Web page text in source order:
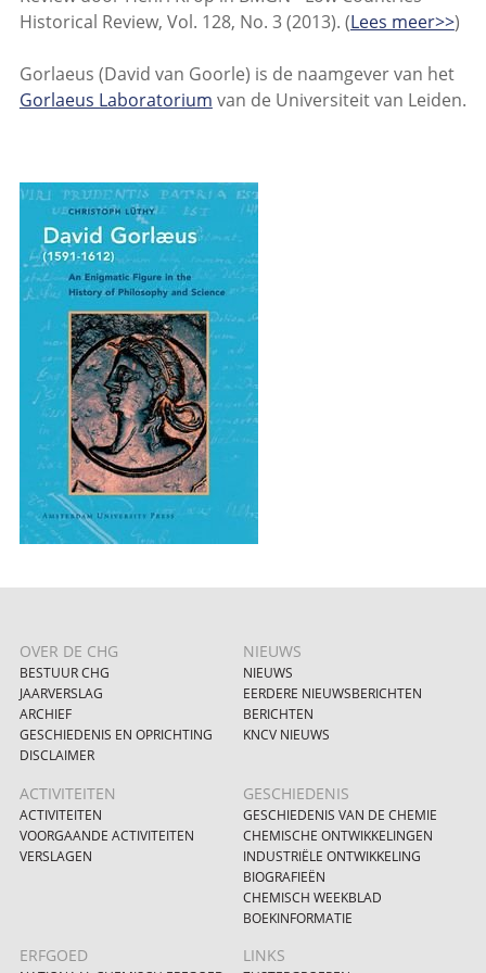
Historical Review, Vol. 128, No. 3 (2013). (Lees meer>>)
Gorlaeus (David van Goorle) is de naamgever van het
Gorlaeus Laboratorium van de Universiteit van Leiden.
OVER DE CHG
BESTUUR CHG
JAARVERSLAG
ARCHIEF
GESCHIEDENIS EN OPRICHTING
DISCLAIMER
NIEUWS
NIEUWS
EERDERE NIEUWSBERICHTEN
BERICHTEN
KNCV NIEUWS
ACTIVITEITEN
ACTIVITEITEN
VOORGAANDE ACTIVITEITEN
VERSLAGEN
GESCHIEDENIS
GESCHIEDENIS VAN DE CHEMIE
CHEMISCHE ONTWIKKELINGEN
INDUSTRIËLE ONTWIKKELING
BIOGRAFIEËN
CHEMISCH WEEKBLAD
BOEKINFORMATIE
ERFGOED LINKS